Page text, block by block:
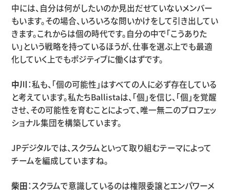
中には、自分は何がしたいのか見出だせていないメンバー
もいます。その場合、いろいろな問いかけをして引き出してい
きます。これからは個の時代です。自分の中で「こうありた
い」という戦略を持っているほうが、仕事を選ぶ上でも最適
化していく上でもポジティブに働くはずです。
中川：私も、「個の可能性」はすべての人に必ず存在している
と考えています。私たちBallistaは、「個」を信じ、「個」を覚醒
させ、その可能性を育むことによって、唯一無二のプロフェッ
ショナル集団を構築しています。
JPデジタルでは、スクラムといって取り組むテーマによって
チームを編成していますね。
柴田：スクラムで意識しているのは権限委譲とエンパワーメ